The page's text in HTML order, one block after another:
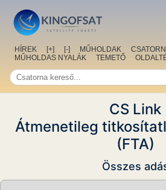
HÍREK [+] [-] MŰHOLDAK
MŰHOLDAS NYALÁK
TEMETŐ
CS Link
Átmenetileg
(FTA)
Összes